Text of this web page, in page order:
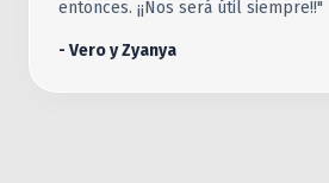
entonces. ¡¡Nos será útil siempre!!"
- Vero y Zyanya